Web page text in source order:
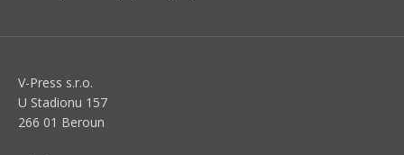
V-Press s.r.o.
U Stadionu 157
266 01 Beroun